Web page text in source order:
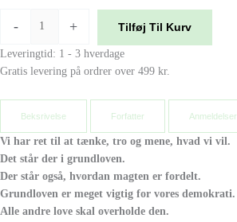
- + Tilføj Til Kurv
Leveringtid: 1 - 3 hverdage
Gratis levering på ordrer over 499 kr.
Beksrivelse Forfatter Anmeldelser
Vi har ret til at tænke, tro og mene, hvad vi vil.
Det står der i grundloven.
Der står også, hvordan magten er fordelt.
Grundloven er meget vigtig for vores demokrati.
Alle andre love skal overholde den.